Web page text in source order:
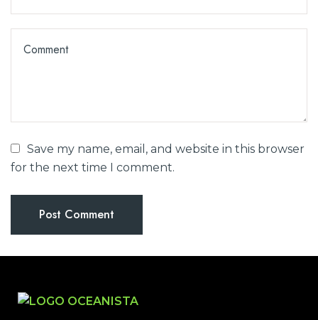
Save my name, email, and website in this browser
for the next time I comment.